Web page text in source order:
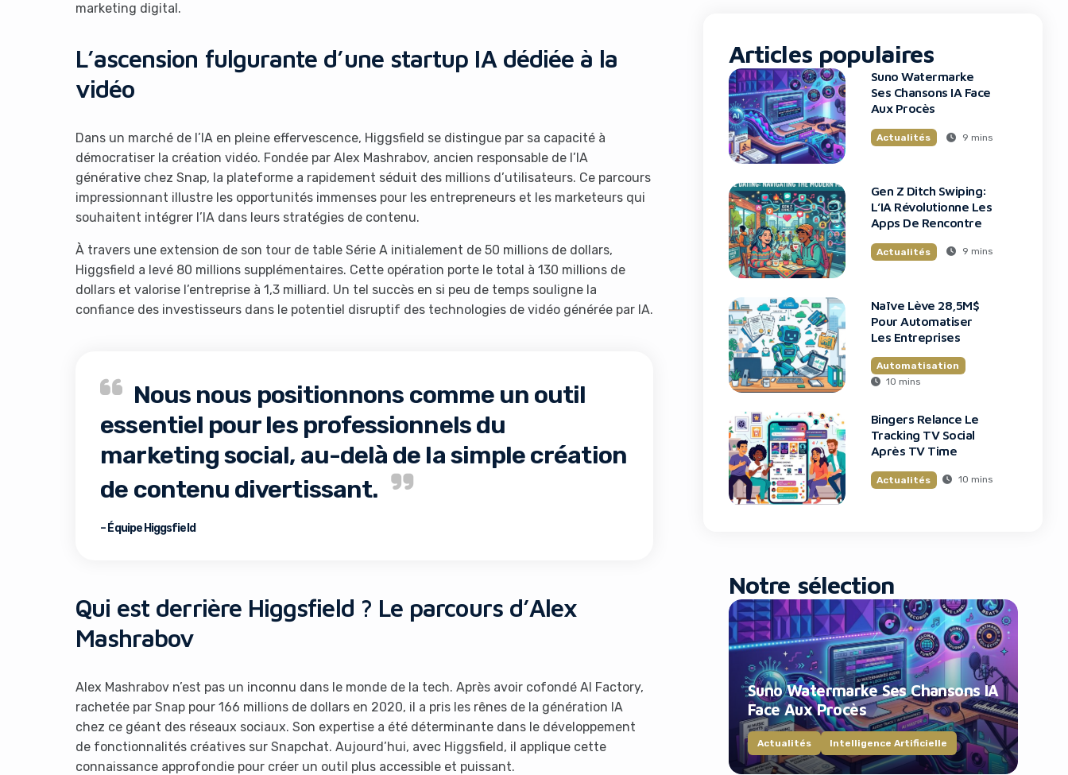
marketing digital.
L’ascension fulgurante d’une startup IA dédiée à la
vidéo
Dans un marché de l’IA en pleine effervescence, Higgsfield se distingue par sa capacité à
démocratiser la création vidéo. Fondée par Alex Mashrabov, ancien responsable de l’IA
générative chez Snap, la plateforme a rapidement séduit des millions d’utilisateurs. Ce parcours
impressionnant illustre les opportunités immenses pour les entrepreneurs et les marketeurs qui
souhaitent intégrer l’IA dans leurs stratégies de contenu.
À travers une extension de son tour de table Série A initialement de 50 millions de dollars,
Higgsfield a levé 80 millions supplémentaires. Cette opération porte le total à 130 millions de
dollars et valorise l’entreprise à 1,3 milliard. Un tel succès en si peu de temps souligne la
confiance des investisseurs dans le potentiel disruptif des technologies de vidéo générée par IA.
Nous nous positionnons comme un outil
essentiel pour les professionnels du
marketing social, au-delà de la simple création
de contenu divertissant.
– Équipe Higgsfield
Qui est derrière Higgsfield ? Le parcours d’Alex
Mashrabov
Alex Mashrabov n’est pas un inconnu dans le monde de la tech. Après avoir cofondé AI Factory,
rachetée par Snap pour 166 millions de dollars en 2020, il a pris les rênes de la génération IA
chez ce géant des réseaux sociaux. Son expertise a été déterminante dans le développement
de fonctionnalités créatives sur Snapchat. Aujourd’hui, avec Higgsfield, il applique cette
connaissance approfondie pour créer un outil plus accessible et puissant.
Articles populaires
Suno Watermarke
Ses Chansons IA Face
Aux Procès
Actualités 9 mins
Gen Z Ditch Swiping:
L’IA Révolutionne Les
Apps De Rencontre
Actualités 9 mins
Naïve Lève 28,5M$
Pour Automatiser
Les Entreprises
Automatisation
10 mins
Bingers Relance Le
Tracking TV Social
Après TV Time
Actualités 10 mins
Notre sélection
Suno Watermarke Ses Chansons IA
Face Aux Procès
Actualités Intelligence Artificielle
It looks like you're using an ad-blocker!